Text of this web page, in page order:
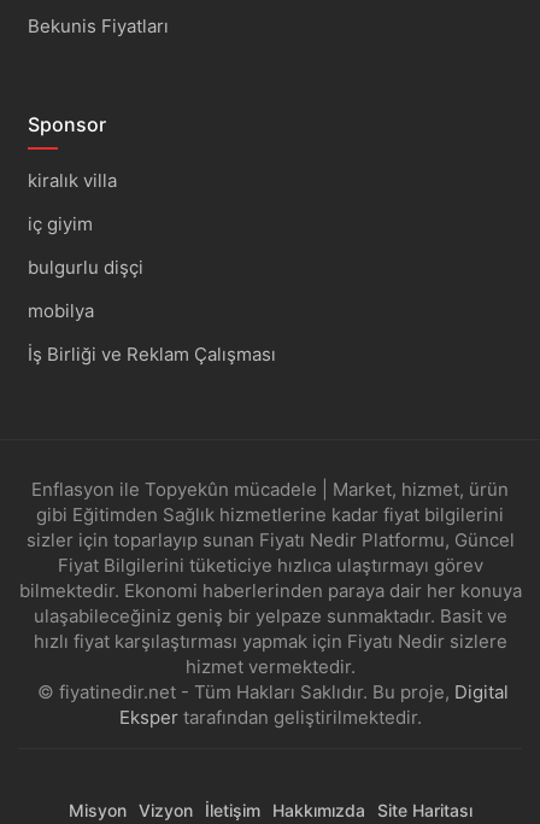
Bekunis Fiyatları
Sponsor
kiralık villa
iç giyim
bulgurlu dişçi
mobilya
İş Birliği ve Reklam Çalışması
Enflasyon ile Topyekûn mücadele | Market, hizmet, ürün
gibi Eğitimden Sağlık hizmetlerine kadar fiyat bilgilerini
sizler için toparlayıp sunan Fiyatı Nedir Platformu, Güncel
Fiyat Bilgilerini tüketiciye hızlıca ulaştırmayı görev
bilmektedir. Ekonomi haberlerinden paraya dair her konuya
ulaşabileceğiniz geniş bir yelpaze sunmaktadır. Basit ve
hızlı fiyat karşılaştırması yapmak için Fiyatı Nedir sizlere
hizmet vermektedir.
© fiyatinedir.net - Tüm Hakları Saklıdır. Bu proje, Digital
Ekspertarafından geliştirilmektedir.
Misyon Vizyon İletişim Hakkımızda Site Haritası